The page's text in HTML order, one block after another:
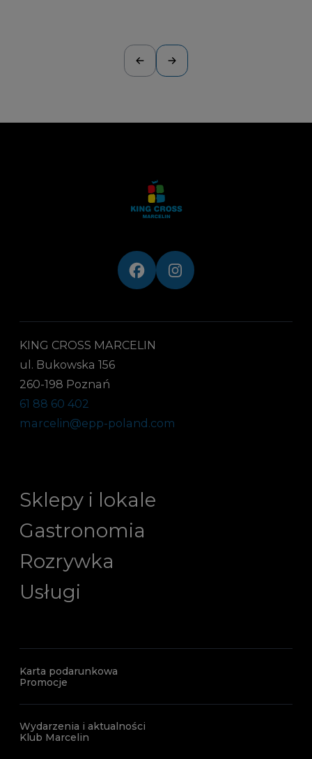
KING CROSS MARCELIN
ul. Bukowska 156
260-198 Poznań
61 88 60 402
marcelin@epp-poland.com
Sklepy i lokale
Gastronomia
Rozrywka
Usługi
Karta podarunkowa
Promocje
Wydarzenia i aktualności
Klub Marcelin